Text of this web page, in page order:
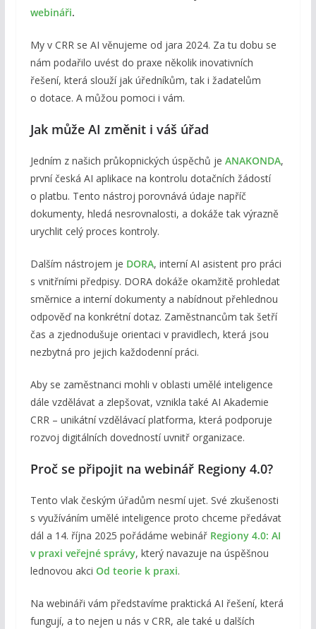
webináři.
My v CRR se AI věnujeme od jara 2024. Za tu dobu se
nám podařilo uvést do praxe několik inovativních
řešení, která slouží jak úředníkům, tak i žadatelům
o dotace. A můžou pomoci i vám.
Jak může AI změnit i váš úřad
Jedním z našich průkopnických úspěchů je ANAKONDA,
první česká AI aplikace na kontrolu dotačních žádostí
o platbu. Tento nástroj porovnává údaje napříč
dokumenty, hledá nesrovnalosti, a dokáže tak výrazně
urychlit celý proces kontroly.
Dalším nástrojem je DORA, interní AI asistent pro práci
s vnitřními předpisy. DORA dokáže okamžitě prohledat
směrnice a interní dokumenty a nabídnout přehlednou
odpověď na konkrétní dotaz. Zaměstnancům tak šetří
čas a zjednodušuje orientaci v pravidlech, která jsou
nezbytná pro jejich každodenní práci.
Aby se zaměstnanci mohli v oblasti umělé inteligence
dále vzdělávat a zlepšovat, vznikla také AI Akademie
CRR – unikátní vzdělávací platforma, která podporuje
rozvoj digitálních dovedností uvnitř organizace.
Proč se připojit na webinář Regiony 4.0?
Tento vlak českým úřadům nesmí ujet. Své zkušenosti
s využíváním umělé inteligence proto chceme předávat
dál a 14. října 2025 pořádáme webinář Regiony 4.0: AI
v praxi veřejné správy, který navazuje na úspěšnou
lednovou akci Od teorie k praxi.
Na webináři vám představíme praktická AI řešení, která
fungují, a to nejen u nás v CRR, ale také u dalších